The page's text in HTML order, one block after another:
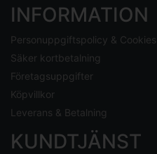
INFORMATION
Personuppgiftspolicy & Cookies
Säker kortbetalning
Företagsuppgifter
Köpvillkor
Leverans & Betalning
KUNDTJÄNST